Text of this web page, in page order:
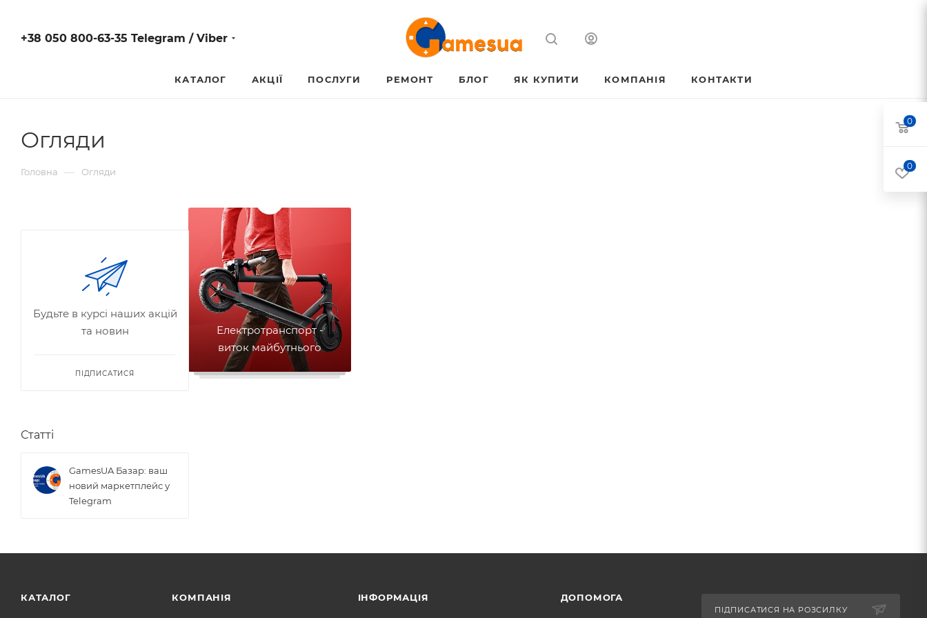
+38 050 800-63-35 Telegram / Viber
КАТАЛОГ АКЦІЇ ПОСЛУГИ РЕМОНТ БЛОГ ЯК КУПИТИ КОМПАНІЯ КОНТАКТИ
Огляди
Головна — Огляди
Електротранспорт -
виток майбутнього
Будьте в курсі наших акцій
та новин
ПІДПИСАТИСЯ
Статті
GamesUA Базар: ваш
новий маркетплейс у
Telegram
КАТАЛОГ КОМПАНІЯ ІНФОРМАЦІЯ ДОПОМОГА
ПІДПИСАТИСЯ НА РОЗСИЛКУ
0
0